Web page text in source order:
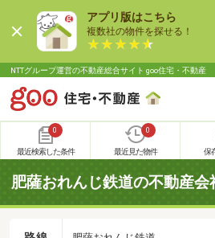
アプリ版はこちら
複数社の物件を探せる！
NTTグループ運営の不動産総合サイト goo住宅・不動産
0
最近検索した条件
0
最近見た物件 保
肥薩おれんじ鉄道の不動産会